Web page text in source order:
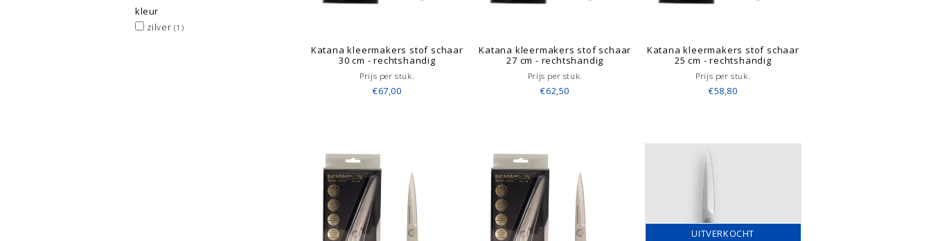
kleur
zilver (1)
Katana kleermakers stof schaar
30 cm - rechtshandig
Prijs per stuk.
€67,00
Katana kleermakers stof schaar
27 cm - rechtshandig
Prijs per stuk.
€62,50
Katana kleermakers stof schaar
25 cm - rechtshandig
Prijs per stuk.
€58,80
UITVERKOCHT